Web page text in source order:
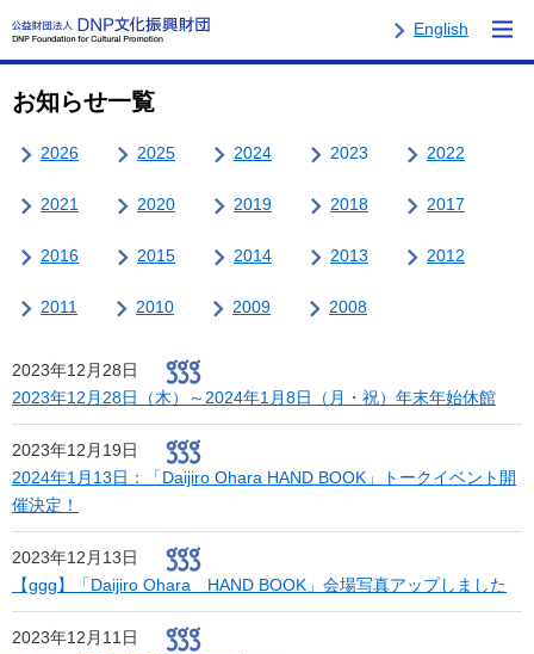
English
お知らせ一覧
2026 2025 2024 2023 2022
2021 2020 2019 2018 2017
2016 2015 2014 2013 2012
2011 2010 2009 2008
2023年12月28日
2023年12月28日（木）～2024年1月8日（月・祝）年末年始休館
2023年12月19日
2024年1月13日：「Daijiro Ohara HAND BOOK」トークイベント開
催決定！
2023年12月13日
【ggg】「Daijiro Ohara HAND BOOK」会場写真アップしました
2023年12月11日